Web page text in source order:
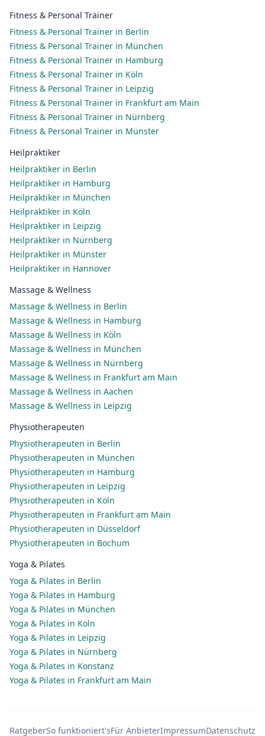
Fitness & Personal Trainer
Fitness & Personal Trainer in Berlin
Fitness & Personal Trainer in München
Fitness & Personal Trainer in Hamburg
Fitness & Personal Trainer in Köln
Fitness & Personal Trainer in Leipzig
Fitness & Personal Trainer in Frankfurt am Main
Fitness & Personal Trainer in Nürnberg
Fitness & Personal Trainer in Münster
Heilpraktiker
Heilpraktiker in Berlin
Heilpraktiker in Hamburg
Heilpraktiker in München
Heilpraktiker in Köln
Heilpraktiker in Leipzig
Heilpraktiker in Nürnberg
Heilpraktiker in Münster
Heilpraktiker in Hannover
Massage & Wellness
Massage & Wellness in Berlin
Massage & Wellness in Hamburg
Massage & Wellness in Köln
Massage & Wellness in München
Massage & Wellness in Nürnberg
Massage & Wellness in Frankfurt am Main
Massage & Wellness in Aachen
Massage & Wellness in Leipzig
Physiotherapeuten
Physiotherapeuten in Berlin
Physiotherapeuten in München
Physiotherapeuten in Hamburg
Physiotherapeuten in Leipzig
Physiotherapeuten in Köln
Physiotherapeuten in Frankfurt am Main
Physiotherapeuten in Düsseldorf
Physiotherapeuten in Bochum
Yoga & Pilates
Yoga & Pilates in Berlin
Yoga & Pilates in Hamburg
Yoga & Pilates in München
Yoga & Pilates in Köln
Yoga & Pilates in Leipzig
Yoga & Pilates in Nürnberg
Yoga & Pilates in Konstanz
Yoga & Pilates in Frankfurt am Main
RatgeberSo funktioniert'sFür AnbieterImpressumDatenschutz